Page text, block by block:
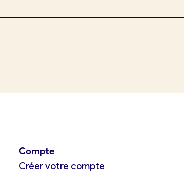
Compte
Créer votre compte